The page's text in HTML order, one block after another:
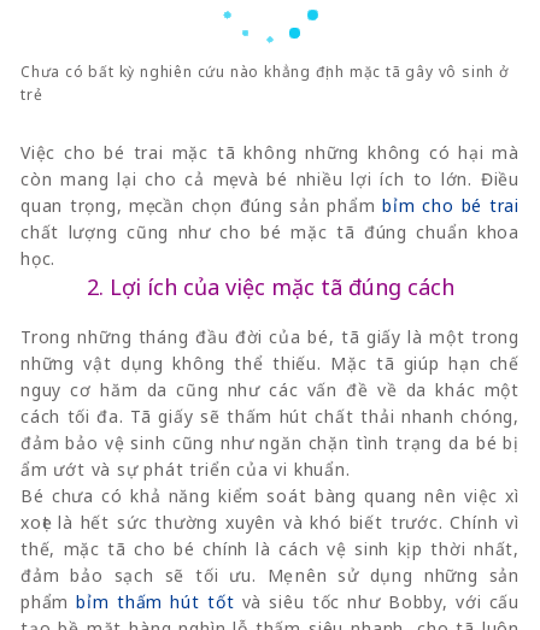
Chưa có bất kỳ nghiên cứu nào khẳng định mặc tã gây vô sinh ở
trẻ
Việc cho bé trai mặc tã không những không có hại mà
còn mang lại cho cả mẹ và bé nhiều lợi ích to lớn. Điều
quan trọng, mẹ cần chọn đúng sản phẩmbỉm cho bé trai
chất lượng cũng như cho bé mặc tã đúng chuẩn khoa
học.
2. Lợi ích của việc mặc tã đúng cách
Trong những tháng đầu đời của bé, tã giấy là một trong
những vật dụng không thể thiếu. Mặc tã giúp hạn chế
nguy cơ hăm da cũng như các vấn đề về da khác một
cách tối đa. Tã giấy sẽ thấm hút chất thải nhanh chóng,
đảm bảo vệ sinh cũng như ngăn chặn tình trạng da bé bị
ẩm ướt và sự phát triển của vi khuẩn.
Bé chưa có khả năng kiểm soát bàng quang nên việc xì
xoẹt là hết sức thường xuyên và khó biết trước. Chính vì
thế, mặc tã cho bé chính là cách vệ sinh kịp thời nhất,
đảm bảo sạch sẽ tối ưu. Mẹ nên sử dụng những sản
phẩmbỉm thấm hút tốt và siêu tốc như Bobby, với cấu